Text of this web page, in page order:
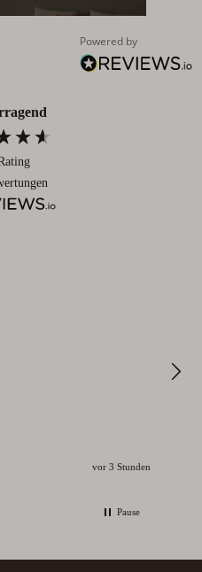
Powered by
vor 3 Stunden
Pause